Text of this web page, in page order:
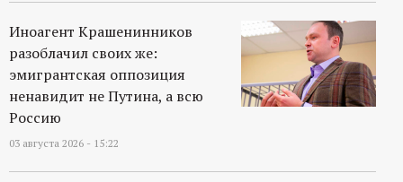
Иноагент Крашенинников
разоблачил своих же:
эмигрантская оппозиция
ненавидит не Путина, а всю
Россию
03 августа 2026 - 15:22